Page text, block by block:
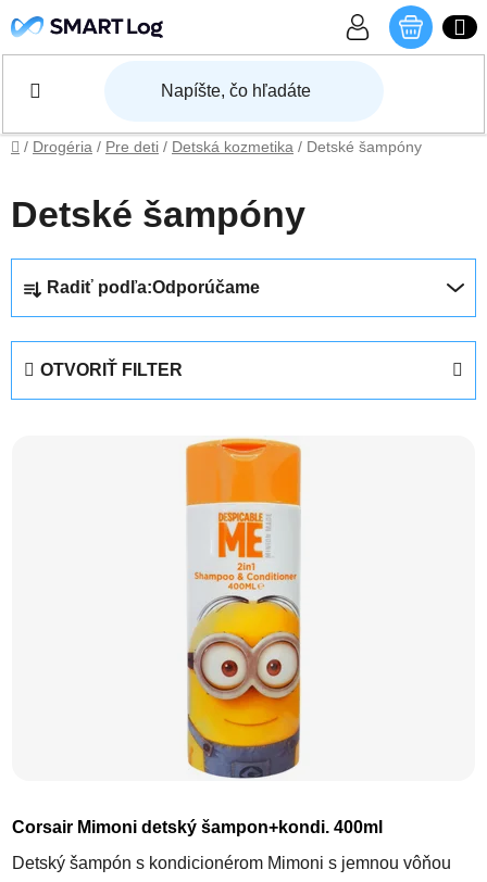
Domov
/ Drogéria / Pre deti / Detská kozmetika / Detské šampóny
Detské šampóny
Radiť podľa:Odporúčame
OTVORIŤ FILTER
Výpis produktov
Corsair Mimoni detský šampon+kondi. 400ml
Detský šampón s kondicionérom Mimoni s jemnou vôňou